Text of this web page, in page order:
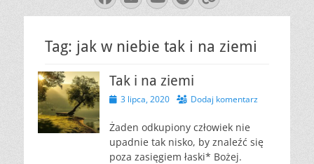
mail
Tag: jak w niebie tak i na ziemi
Tak i na ziemi
Opublikowano
3 lipca, 2020 Dodaj komentarz
Żaden odkupiony człowiek nie
upadnie tak nisko, by znaleźć się
poza zasięgiem łaski* Bożej.